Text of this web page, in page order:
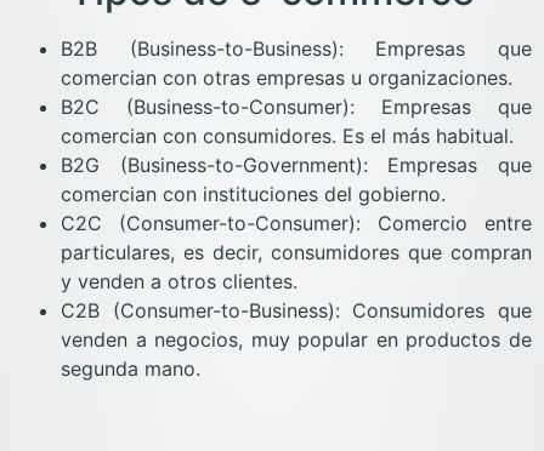
B2B (Business-to-Business): Empresas que
comercian con otras empresas u organizaciones.
B2C (Business-to-Consumer): Empresas que
comercian con consumidores. Es el más habitual.
B2G (Business-to-Government): Empresas que
comercian con instituciones del gobierno.
C2C (Consumer-to-Consumer): Comercio entre
particulares, es decir, consumidores que compran
y venden a otros clientes.
C2B (Consumer-to-Business): Consumidores que
venden a negocios, muy popular en productos de
segunda mano.